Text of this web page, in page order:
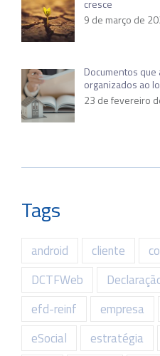
cresce
9 de março de
Documentos
organizados ao
23 de fevereiro
Tags
android cliente
DCTFWeb
efd-reinf
empresa
eSocial
estratégia